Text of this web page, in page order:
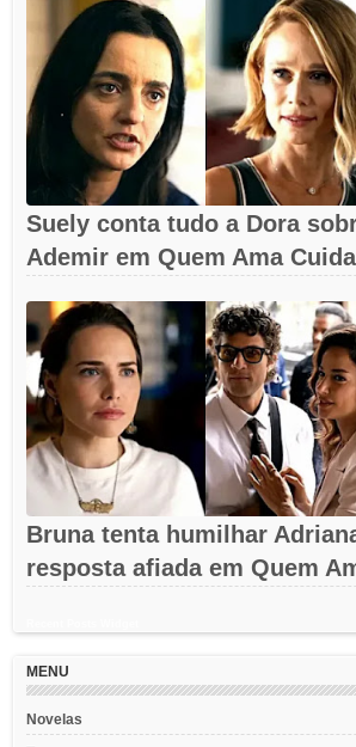
Suely conta tudo a Dora
Ademir em Quem Ama Cuida
Bruna tenta humilhar
resposta afiada em Quem
MENU
Novelas